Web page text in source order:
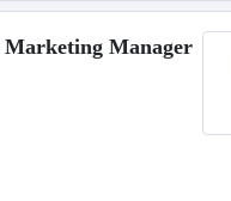
Marketing Manager